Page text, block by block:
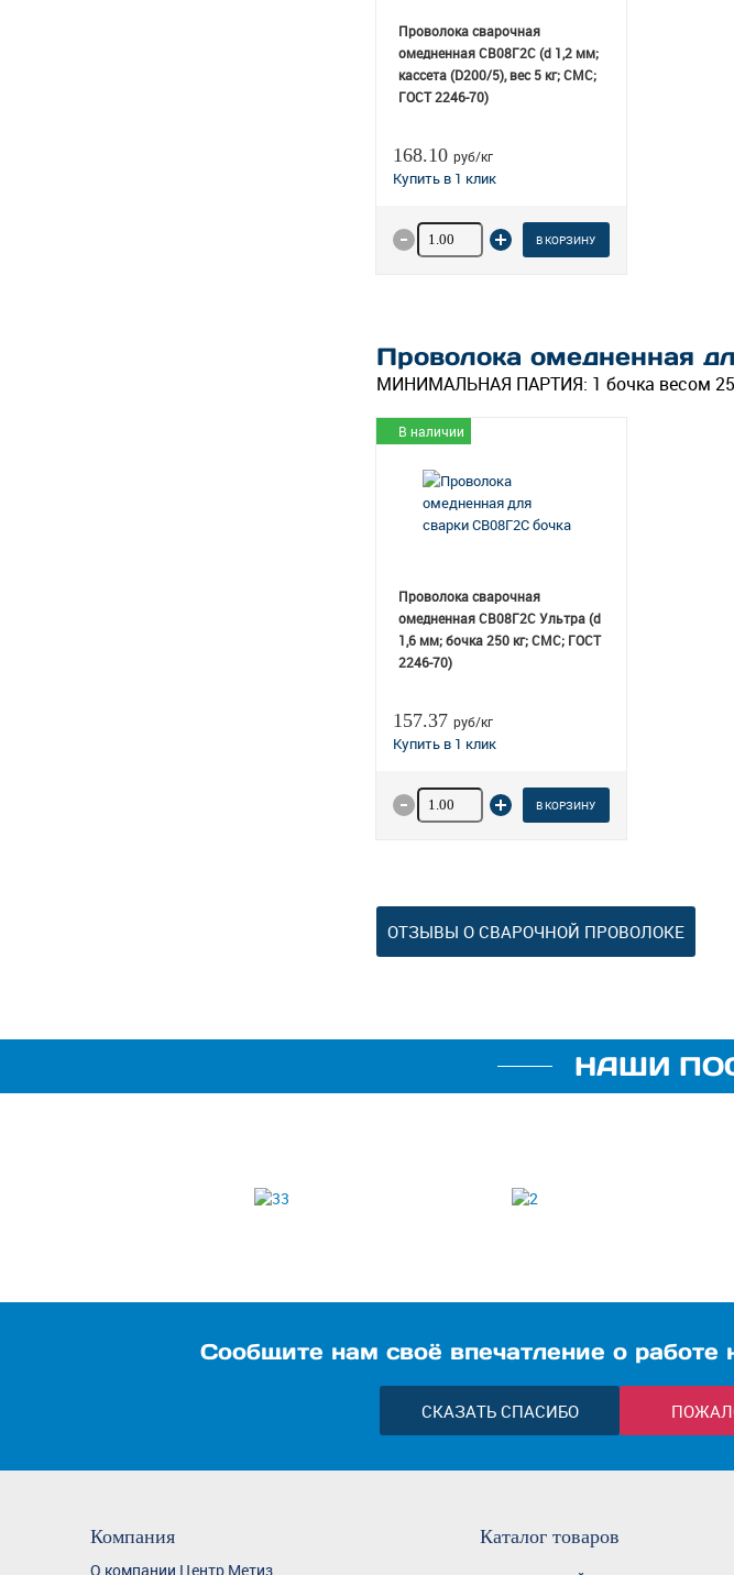
Проволока сварочная
омедненная СВ08Г2С (d 1,2 мм;
кассета (D200/5), вес 5 кг; СМС;
ГОСТ 2246-70)
168.10 руб/кг
Количество товараВ КОРЗИНУ
Проволока омедненная
МИНИМАЛЬНАЯ ПАРТИЯ: 1 бочка весом
В наличии
Проволока сварочная
омедненная СВ08Г2С Ультра (d
1,6 мм; бочка 250 кг; СМС; ГОСТ
2246-70)
157.37 руб/кг
Количество товараВ КОРЗИНУ
ОТЗЫВЫ О СВАРОЧНОЙ ПРОВОЛОКЕ
НАШИ
Сообщите нам своё впечатление о
СКАЗАТЬ СПАСИБО
Компания
О компании Центр Метиз
Каталог товаров